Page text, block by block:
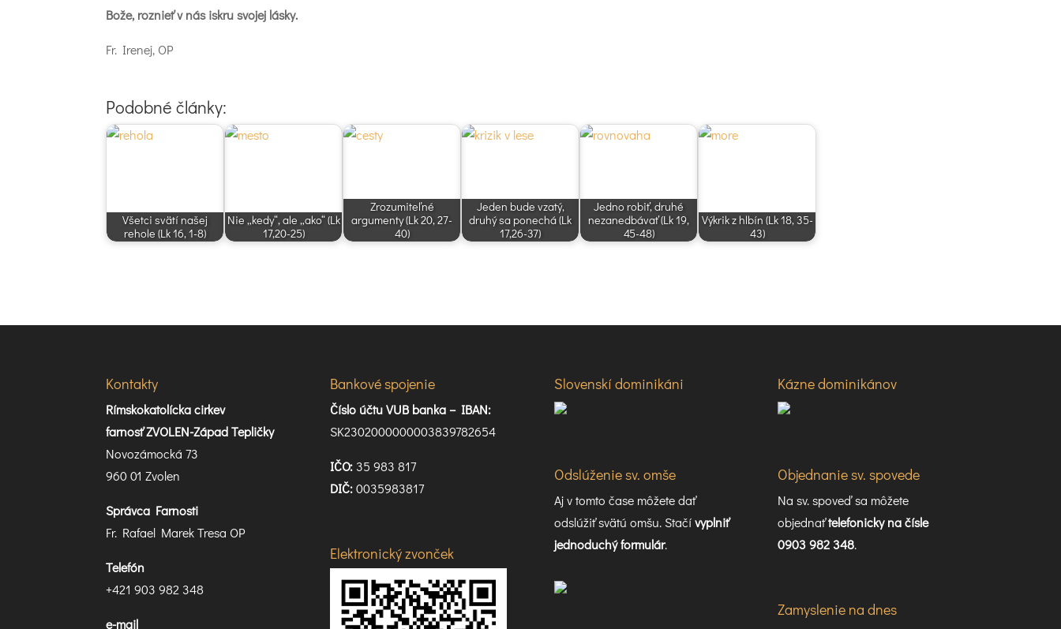
Bože, roznieť v nás iskru svojej lásky.
Fr. Irenej, OP
Podobné články:
Všetci svätí našej
rehole (Lk 16, 1-8)
Nie „kedy“, ale „ako“ (Lk
17,20-25)
Zrozumiteľné
argumenty (Lk 20, 27-
40)
Jeden bude vzatý,
druhý sa ponechá (Lk
17,26-37)
Jedno robiť, druhé
nezanedbávať (Lk 19,
45-48)
Výkrik z hlbín (Lk 18, 35-
43)
Kontakty
Rímskokatolícka cirkev
farnosť ZVOLEN-Západ Tepličky
Novozámocká 73
960 01 Zvolen
Správca Farnosti
Fr. Rafael Marek Tresa OP
Telefón
+421 903 982 348
e-mail
Bankové spojenie
Číslo účtu VUB banka – IBAN:
SK2302000000003839782654
IČO:35 983 817
DIČ:0035983817
Elektronický zvonček
Slovenskí dominikáni
Odslúženie sv. omše
Aj v tomto čase môžete dať
odslúžiť svätú omšu. Stačívyplniť
jednoduchý formulár.
Kázne dominikánov
Objednanie sv. spovede
Na sv. spoveď sa môžete
objednaťtelefonicky na čísle
0903 982 348.
Zamyslenie na dnes